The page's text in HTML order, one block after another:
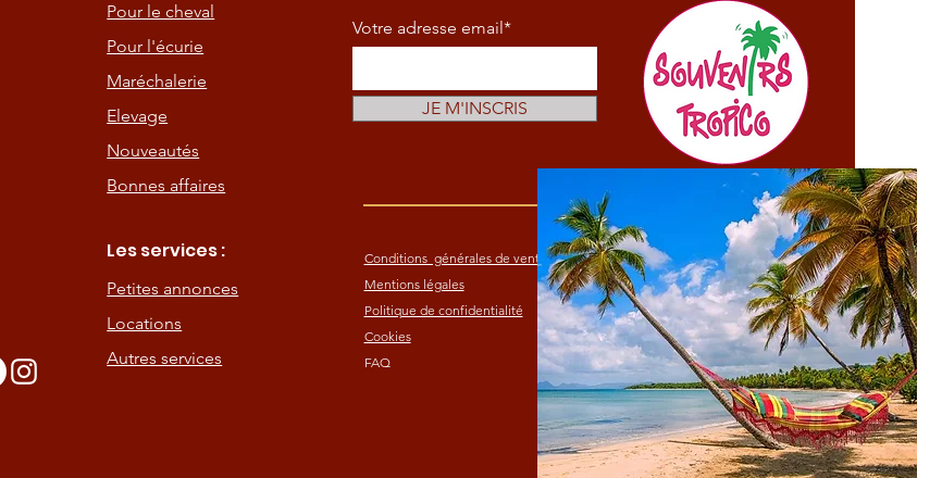
Pour le cheval
Pour l'écurie
Maréchalerie
Elevage
Nouveautés
Bonnes affaires
Les services :
Petites annonces
Locations
Autres services
Votre adresse email*
JE M'INSCRIS
Conditions générales de vente
Mentions légales
Politique de confidentialité
Cookies
FAQ